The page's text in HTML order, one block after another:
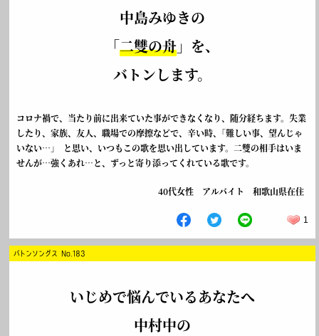
中島みゆきの
「二雙の舟 」を、
バトンします。
コロナ禍で、当たり前に出来ていた事ができなくなり、随分経ちます。失業
したり、家族、友人、職場での摩擦などで、辛い時、｢難しい事、望んじゃ
いない…｣ と思い、いつもこの歌を思い出しています。二雙の相手はいま
せんが…強くあれ…と、ずっと寄り添ってくれている歌です。
40代女性 アルバイト 和歌山県在住
1
バトンソングス No.183
いじめで悩んでいるあなたへ
中村中の